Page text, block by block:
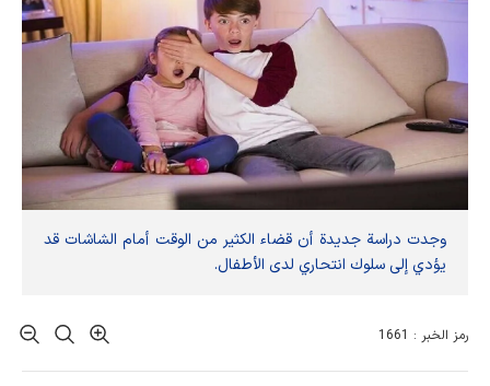
وجدت دراسة جديدة أن قضاء الكثير من الوقت أمام الشاشات قد
يؤدي إلى سلوك انتحاري لدى الأطفال.
رمز الخبر : 1661